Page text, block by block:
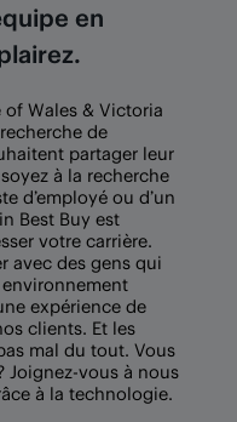
en
of Wales & Victoria
de
partager leur
à la recherche
d’employé ou d’un
Best Buy est
votre carrière.
avec des gens qui
expérience de
clients. Et les
mal du tout. Vous
Joignez-vous à nous
à la technologie.